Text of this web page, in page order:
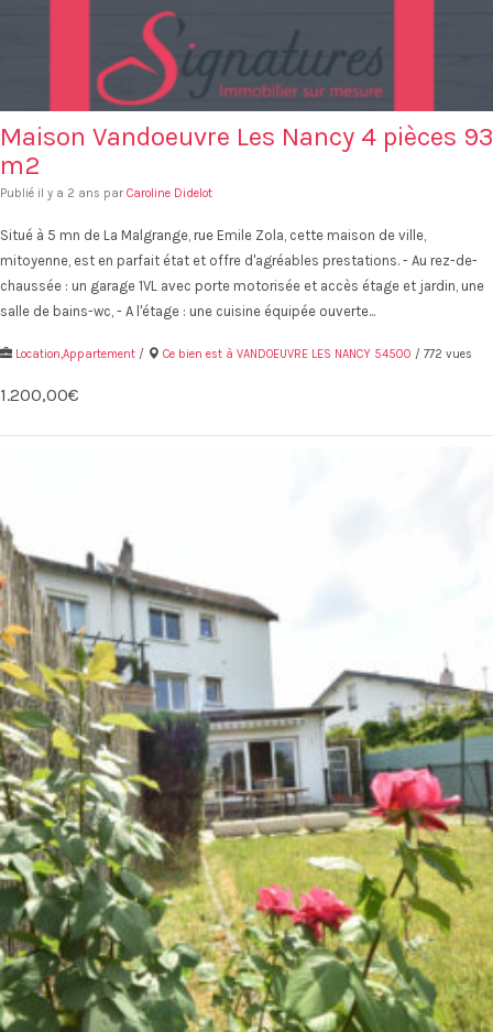
Maison Vandoeuvre Les Nancy 4 pièces 93
m2
Publié il y a 2 ans par Caroline Didelot
Situé à 5 mn de La Malgrange, rue Emile Zola, cette maison de ville,
mitoyenne, est en parfait état et offre d'agréables prestations. - Au rez-de-
chaussée : un garage 1VL avec porte motorisée et accès étage et jardin, une
salle de bains-wc, - A l'étage : une cuisine équipée ouverte...
Location,Appartement / Ce bien est à VANDOEUVRE LES NANCY 54500 / 772 vues
1.200,00€